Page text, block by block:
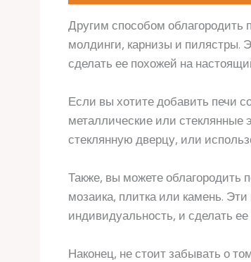
Другим способом облагородить
молдинги, карнизы и пилястры.
сделать ее похожей на
Если вы хотите добавить печи
металлические или
стеклянную дверцу, или
Также, вы можете облагородить
мозаика, плитка или камень.
индивидуальность, и сделать
Наконец, не стоит забывать о